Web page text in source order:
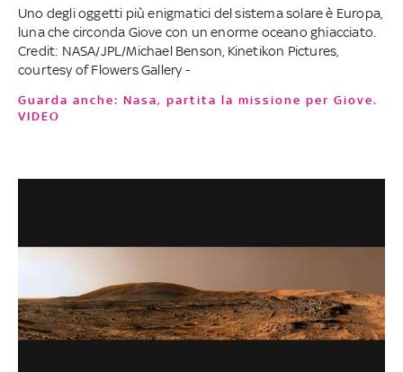
Uno degli oggetti più enigmatici del sistema solare è Europa,
luna che circonda Giove con un enorme oceano ghiacciato.
Credit: NASA/JPL/Michael Benson, Kinetikon Pictures,
courtesy of Flowers Gallery -
Guarda anche: Nasa, partita la missione per Giove.
VIDEO